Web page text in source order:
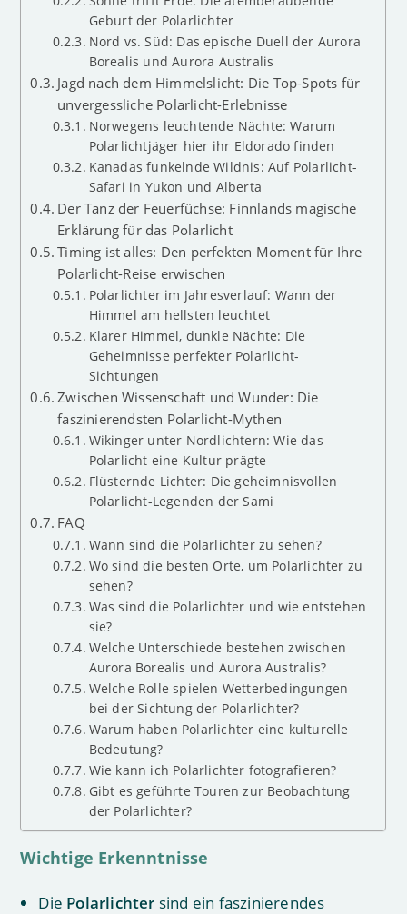
Geburt der Polarlichter
Nord vs. Süd: Das epische Duell der Aurora
Borealis und Aurora Australis
Jagd nach dem Himmelslicht: Die Top-Spots für
unvergessliche Polarlicht-Erlebnisse
Norwegens leuchtende Nächte: Warum
Polarlichtjäger hier ihr Eldorado finden
Kanadas funkelnde Wildnis: Auf Polarlicht-
Safari in Yukon und Alberta
Der Tanz der Feuerfüchse: Finnlands magische
Erklärung für das Polarlicht
Timing ist alles: Den perfekten Moment für Ihre
Polarlicht-Reise erwischen
Polarlichter im Jahresverlauf: Wann der
Himmel am hellsten leuchtet
Klarer Himmel, dunkle Nächte: Die
Geheimnisse perfekter Polarlicht-
Sichtungen
Zwischen Wissenschaft und Wunder: Die
faszinierendsten Polarlicht-Mythen
Wikinger unter Nordlichtern: Wie das
Polarlicht eine Kultur prägte
Flüsternde Lichter: Die geheimnisvollen
Polarlicht-Legenden der Sami
FAQ
Wann sind die Polarlichter zu sehen?
Wo sind die besten Orte, um Polarlichter zu
sehen?
Was sind die Polarlichter und wie entstehen
sie?
Welche Unterschiede bestehen zwischen
Aurora Borealis und Aurora Australis?
Welche Rolle spielen Wetterbedingungen
bei der Sichtung der Polarlichter?
Warum haben Polarlichter eine kulturelle
Bedeutung?
Wie kann ich Polarlichter fotografieren?
Gibt es geführte Touren zur Beobachtung
der Polarlichter?
Wichtige Erkenntnisse
Die Polarlichter sind ein faszinierendes